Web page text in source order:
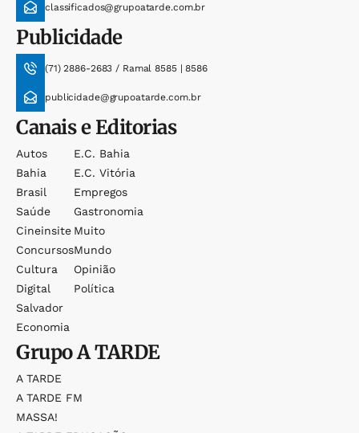
classificados@grupoatarde.com.br
Publicidade
(71) 2886-2683 / Ramal 8585 | 8586
publicidade@grupoatarde.com.br
Canais e Editorias
Autos
Bahia
Brasil
Saúde
Cineinsite
Concursos
Cultura
Digital
Salvador
Economia
E.c. Bahia
E.c. Vitória
Empregos
Gastronomia
Muito
Mundo
Opinião
Política
GrupoA TARDE
A TARDE
A TARDE FM
MASSA!